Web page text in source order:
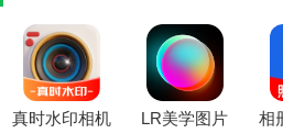
真时水印相机
LR美学图片
相